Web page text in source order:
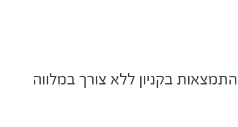
בקניון ללא צורך במלווה